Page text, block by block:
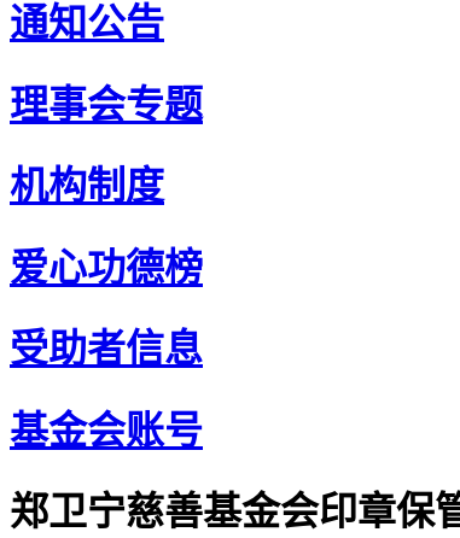
通知公告
理事会专题
机构制度
爱心功德榜
受助者信息
基金会账号
郑卫宁慈善基金会印章保